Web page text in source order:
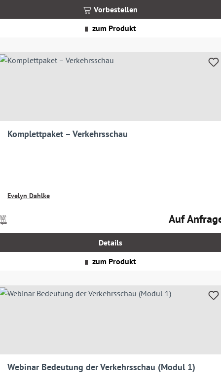
Vorbestellen
zum Produkt
Komplettpaket – Verkehrsschau
Evelyn Dahlke
Regulärer
Auf
Details
zum Produkt
Webinar Bedeutung der Verkehrsschau (Modul 1)